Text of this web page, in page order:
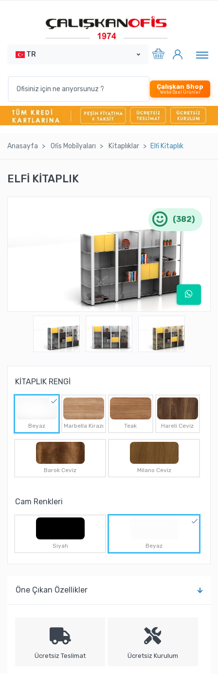
TR
Çalışkan Shop
Webe Özel Ürünler
Anasayfa Ofi̇s Mobi̇lyaları Ki̇taplıklar Elfi̇ Ki̇taplık
ELFİ KİTAPLIK
(382)
KİTAPLIK RENGİ
Beyaz Marbella Kirazı Teak Hareli Ceviz
Barok Ceviz Milano Ceviz
Cam Renkleri
Siyah Beyaz
Öne Çıkan Özellikler
Ücretsiz Teslimat Ücretsiz Kurulum